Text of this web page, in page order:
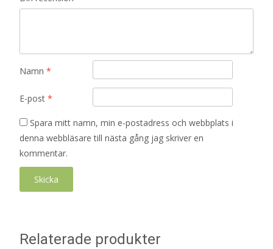
Namn *
E-post *
Spara mitt namn, min e-postadress och webbplats i
denna webbläsare till nästa gång jag skriver en
kommentar.
Relaterade produkter